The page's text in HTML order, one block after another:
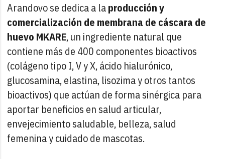
Arandovo se dedica a laproducción y
comercialización de membrana de cáscara de
huevo MKARE, un ingrediente natural que
contiene más de 400 componentes bioactivos
(colágeno tipo I, V y X, ácido hialurónico,
glucosamina, elastina, lisozima y otros tantos
bioactivos) que actúan de forma sinérgica para
aportar beneficios en salud articular,
envejecimiento saludable, belleza, salud
femenina y cuidado de mascotas.